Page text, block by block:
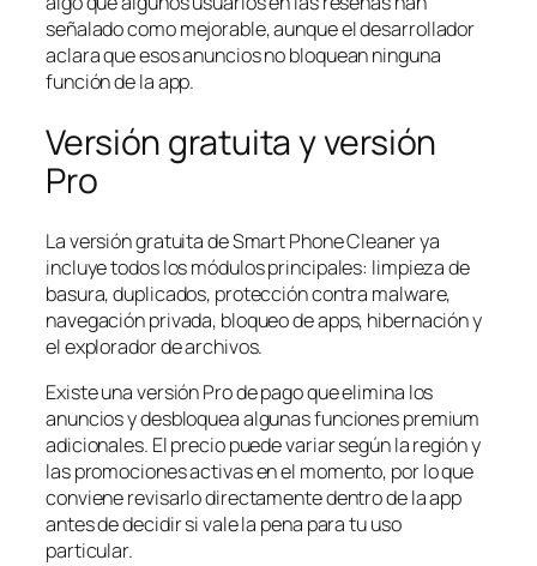
señalado como mejorable, aunque el desarrollador
aclara que esos anuncios no bloquean ninguna
función de la app.
Versión gratuita y versión
Pro
La versión gratuita de Smart Phone Cleaner ya
incluye todos los módulos principales: limpieza de
basura, duplicados, protección contra malware,
navegación privada, bloqueo de apps, hibernación y
el explorador de archivos.
Existe una versión Pro de pago que elimina los
anuncios y desbloquea algunas funciones premium
adicionales. El precio puede variar según la región y
las promociones activas en el momento, por lo que
conviene revisarlo directamente dentro de la app
antes de decidir si vale la pena para tu uso
particular.